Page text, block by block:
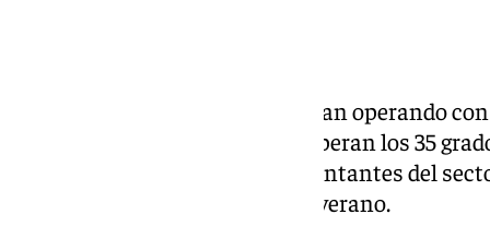
Los cocheros de Sevilla continúan operando
calor, con temperaturas que superan los 35
ciudad, según trasladan representantes del
se adapta al ritmo habitual del verano.